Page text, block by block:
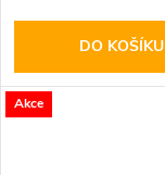
DO KOŠÍKU
Akce